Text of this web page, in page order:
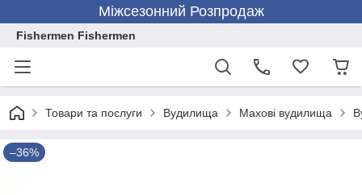
Міжсезонний Розпродаж
Fishermen Fishermen
Товари та послуги Вудилища Махові вудилища
–36%